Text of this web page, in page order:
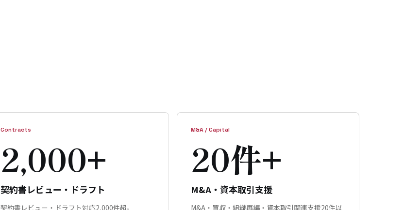
Contracts
2,000+
契約書レビュー・ドラフト
契約書レビュー・ドラフト対応2,000件超。
M&A / Capital
20件+
M&A・資本取引支援
M&A・買収・組織再編・資本取引関連支援20件以